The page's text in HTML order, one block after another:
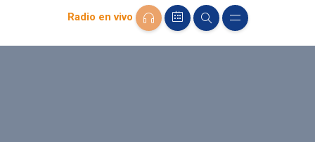
Radio en vivo